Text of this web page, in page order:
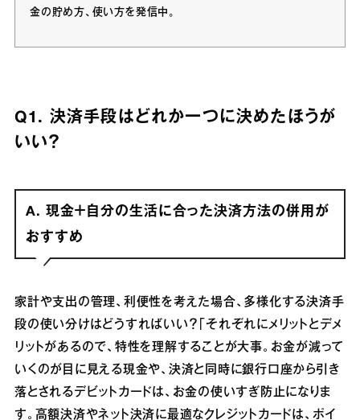
金の貯め方、使い方を発信中。
Q1. 決済手段はどれか一つに決めたほうが
いい？
A. 現金＋自分の生活に合った決済方法の併用が
おすすめ
家計や支出の管理、利便性を考えた場合、多様化する決済手
段の使い分けはどうすればいい？「それぞれにメリットとデメ
リットがあるので、特性を理解することが大事。お金が減って
いくのが目に見える現金や、決済と同時に銀行口座から引き
落とされるデビットカードは、お金の使いすぎ防止になりま
す。高額決済やネット決済に最適なクレジットカードは、ポイ